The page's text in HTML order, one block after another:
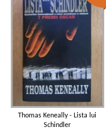
Thomas Keneally - Lista lui
Schindler